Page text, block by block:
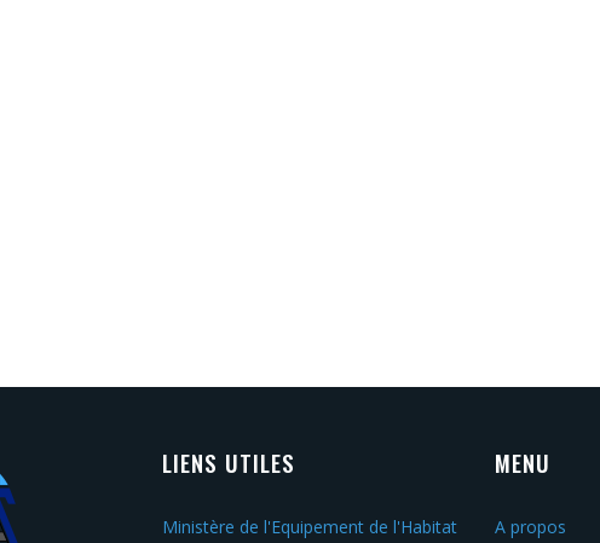
LIENS UTILES
Ministère de l'Equipement de l'Habitat
MENU
A propos